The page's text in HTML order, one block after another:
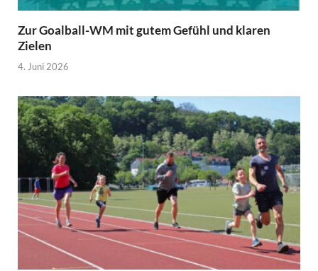
Zur Goalball-WM mit gutem Gefühl und klaren
Zielen
4. Juni 2026